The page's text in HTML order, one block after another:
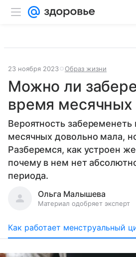
23 ноября 2023 Образ жизни
Можно ли
время месячных
Вероятность забеременеть
месячных довольно мала,
Разберемся, как устроен
почему в нем нет
периода.
Ольга Малышева
Материал одобряет эксперт
Как работает менструальный